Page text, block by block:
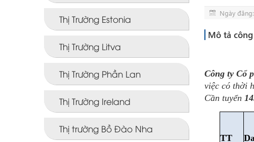
Thị Trường Estonia
Thị Trường Litva
Thị Trường Phần Lan
Thị Trường Ireland
Thị trường Bồ Đào Nha
Ngày
Mô tả
Công ty Cổ
việc có thời
Cần tuyển
TT